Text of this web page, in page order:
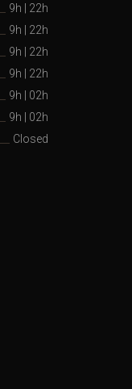
9h
22h
9h
22h
9h
22h
9h
22h
9h
02h
9h
02h
Closed